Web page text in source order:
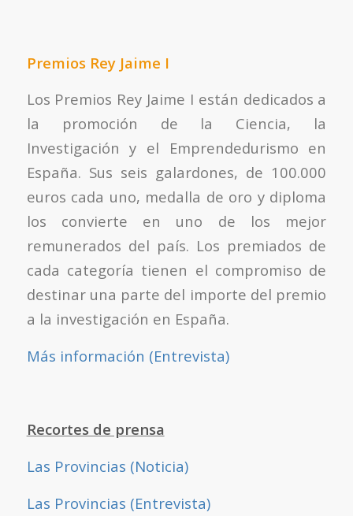
Premios Rey Jaime I
Los Premios Rey Jaime I están dedicados a
la promoción de la Ciencia, la
Investigación y el Emprendedurismo en
España. Sus seis galardones, de 100.000
euros cada uno, medalla de oro y diploma
los convierte en uno de los mejor
remunerados del país. Los premiados de
cada categoría tienen el compromiso de
destinar una parte del importe del premio
a la investigación en España.
Más información (Entrevista)
Recortes de prensa
Las Provincias (Noticia)
Las Provincias (Entrevista)